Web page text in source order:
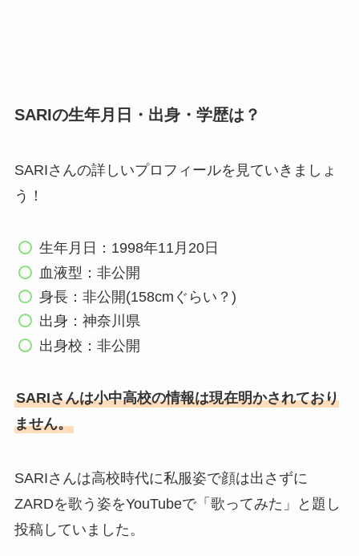
SARIの生年月日・出身・学歴は？
SARIさんの詳しいプロフィールを見ていきましょ
う！
生年月日：1998年11月20日
血液型：非公開
身長：非公開(158cmぐらい？)
出身：神奈川県
出身校：非公開
SARIさんは小中高校の情報は現在明かされており
ません。
SARIさんは高校時代に私服姿で顔は出さずに
ZARDを歌う姿をYouTubeで「歌ってみた」と題し
投稿していました。